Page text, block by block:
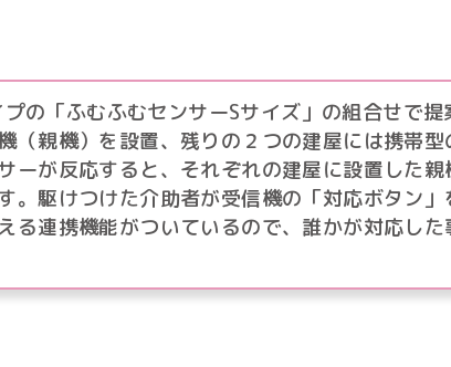
の「ふむふむセンサーSサイズ」の組合せで提
（親機）を設置、残りの２つの建屋には携帯
ーが反応すると、それぞれの建屋に設置した親
。駆けつけた介助者が受信機の「対応ボタン」
る連携機能がついているので、誰かが対応した